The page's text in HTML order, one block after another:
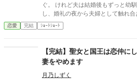
ぐ。 けれど夫は結婚後もずっと幼
し、婚礼の夜から夫婦として触れ
りの妻として伯爵家を支え、領地
ってレティシアは“都合のいい伯爵夫人”で
染を屋敷に迎え入れようとしてい
シアは、ついに決意する。 ――もう
よう。 夜明け前、彼女は離縁の準備を整え、伯爵邸を出奔。 身を
寄せた北の港町で薬舗を手伝いなが
恋愛 完結 ｼｮｰﾄｼｮｰﾄ
【完結】聖女と国王は恋仲に
妻をやめます
月乃しずく